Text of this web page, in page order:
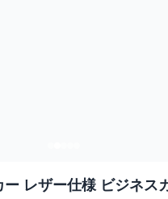
レザー仕様 ビジネス